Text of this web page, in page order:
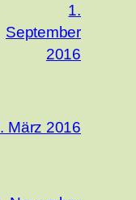
1.
September
2016
März 2016